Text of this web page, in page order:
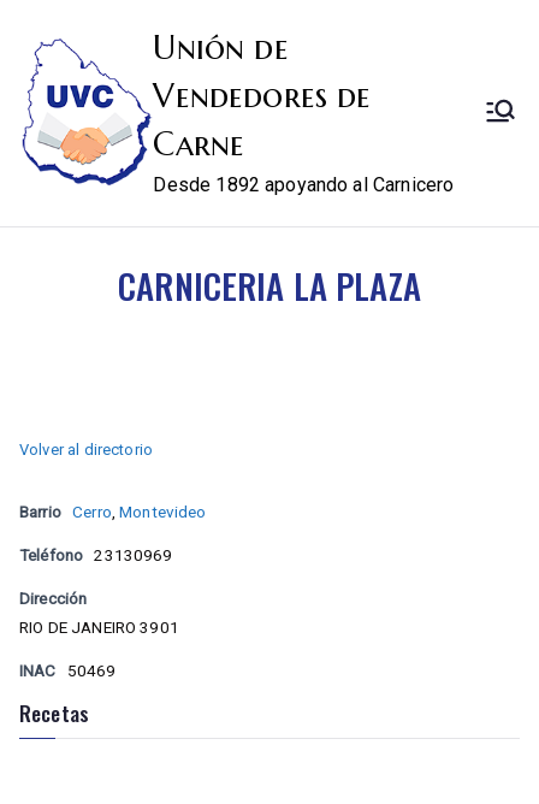
Unión de
Vendedores de
Carne
Desde 1892 apoyando al Carnicero
CARNICERIA LA PLAZA
Volver al directorio
Barrio Cerro,Montevideo
Teléfono 23130969
Dirección
RIO DE JANEIRO 3901
INAC 50469
Recetas